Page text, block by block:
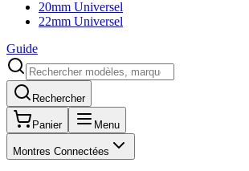
20mm Universel
22mm Universel
Guide
Rechercher
Panier Menu
Montres Connectées